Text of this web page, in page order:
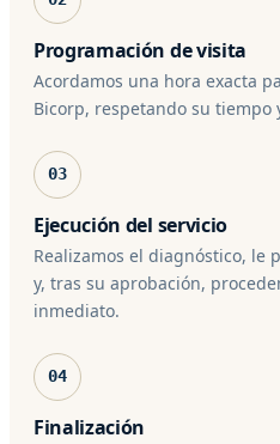
Programación de visita
Acordamos una hora exacta
Bicorp, respetando su tiempo
03
Ejecución del servicio
Realizamos el diagnóstico, le
y, tras su aprobación,
inmediato.
04
Finalización